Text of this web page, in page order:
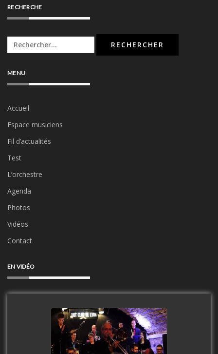
RECHERCHE
Rechercher :
MENU
Accueil
Espace musiciens
Fil d’actualités
Test
L’orchestre
Agenda
Photos
Vidéos
Contact
EN VIDÉO
Clip Only Big Band 2019
watch video